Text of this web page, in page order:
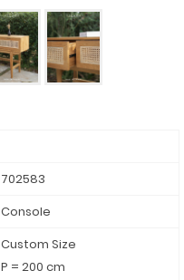
702583
Console
Custom Size
P = 200 cm